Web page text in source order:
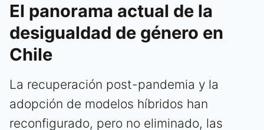
El panorama actual de la
desigualdad de género en
Chile
La recuperación post-pandemia y la
adopción de modelos híbridos han
reconfigurado, pero no eliminado, las